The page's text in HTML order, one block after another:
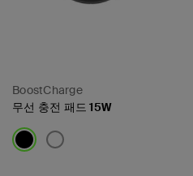
BoostCharge
무선 충전 패드 15W